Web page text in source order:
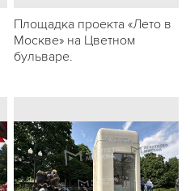
Площадка проекта «Лето в
Москве» на Цветном
бульваре.